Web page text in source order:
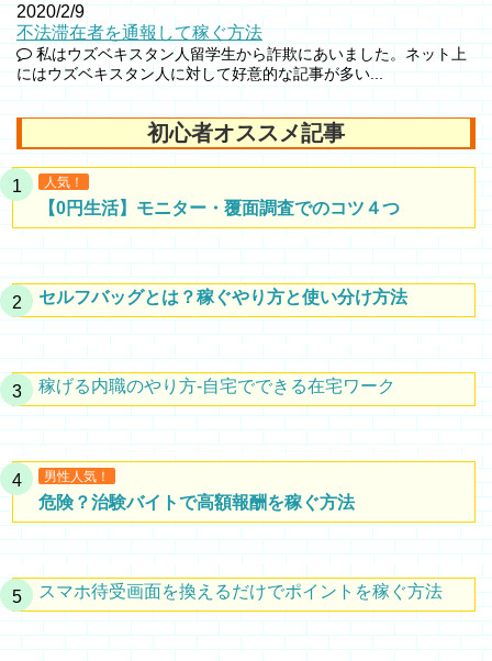
2020/2/9
不法滞在者を通報して稼ぐ方法
私はウズベキスタン人留学生から詐欺にあいました。ネット上
にはウズベキスタン人に対して好意的な記事が多い...
初心者オススメ記事
人気！
【0円生活】モニター・覆面調査でのコツ４つ
セルフバッグとは？稼ぐやり方と使い分け方法
稼げる内職のやり方-自宅でできる在宅ワーク
男性人気！
危険？治験バイトで高額報酬を稼ぐ方法
スマホ待受画面を換えるだけでポイントを稼ぐ方法